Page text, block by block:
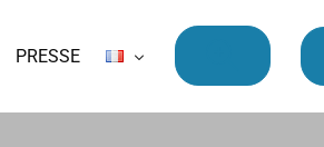
PRESSE